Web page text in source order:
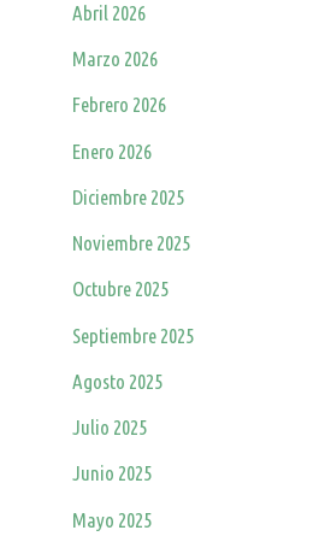
Abril 2026
Marzo 2026
Febrero 2026
Enero 2026
Diciembre 2025
Noviembre 2025
Octubre 2025
Septiembre 2025
Agosto 2025
Julio 2025
Junio 2025
Mayo 2025